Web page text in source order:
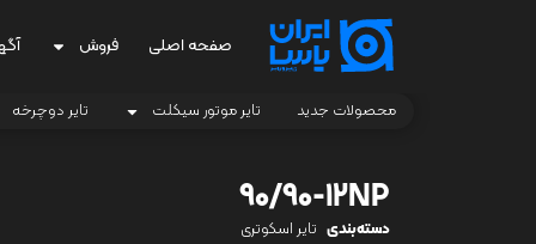
صفحه اصلی فروش
محصولات جدید تایر موتور سیکلت تایر دوچرخه
90/90-12NP
دسته‌بندی تایر اسکوتری